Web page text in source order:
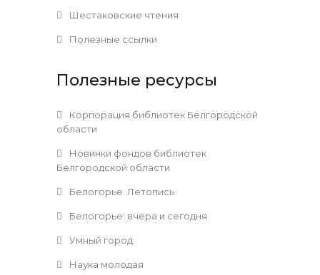
Шестаковские чтения
Полезные ссылки
Полезные ресурсы
Корпорация библиотек Белгородской
области
Новинки фондов библиотек
Белгородской области
Белогорье. Летопись
Белогорье: вчера и сегодня
Умный город
Наука молодая